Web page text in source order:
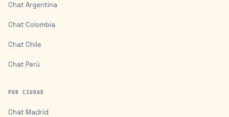
Chat Argentina
Chat Colombia
Chat Chile
Chat Perú
POR CIUDAD
Chat Madrid